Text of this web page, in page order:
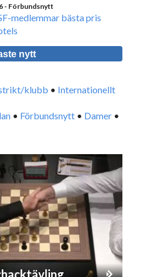
- Förbundsnytt
medlemmar bästa pris
nytt
klubb • Internationellt
• Förbundsnytt • Damer •